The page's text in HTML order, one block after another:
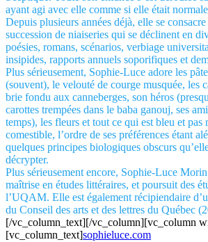
ayant agi avec elle comme si elle était
Depuis plusieurs années déjà, elle se consacre
succession de niaiseries qui se déclinent en
poésies, romans, scénarios, verbiage
insipides, rapports annuels soporifiques et
Plus sérieusement, Sophie-Luce adore les
(souvent), le velouté de courge musquée, les
brie fondu aux canneberges, son héros
carottes trempées dans le baba ganouj, ses
temps), les fleurs et tout ce qui est bleu et pas
comestible, l’ordre de ses préférences étant
quelques principes biologiques obscurs
décrypter.
Plus sérieusement encore, Sophie-Luce
maîtrise en études littéraires, et poursuit des
l’UQAM. Elle est également récipiendaire
du Conseil des arts et des lettres du Québec
[/vc_column_text][/vc_column][vc_column
[vc_column_text]sophieluce.com